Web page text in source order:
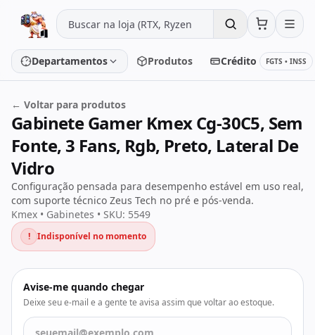
Pular para o conteúdo
Departamentos
Placa de vídeo Processador
Placa-mãe
SSD/HD Periféricos
PC Gamer
Monitores
Todos os produtos Seleções
Produtos Crédito FGTS • INSS
← Voltar para produtos
Gabinete Gamer Kmex Cg-30C5, Sem
Fonte, 3 Fans, Rgb, Preto, Lateral De
Vidro
Configuração pensada para desempenho estável em uso real,
com suporte técnico Zeus Tech no pré e pós-venda.
Kmex • Gabinetes • SKU: 5549
! Indisponível no momento
Avise-me quando chegar
Deixe seu e-mail e a gente te avisa assim que voltar ao estoque.